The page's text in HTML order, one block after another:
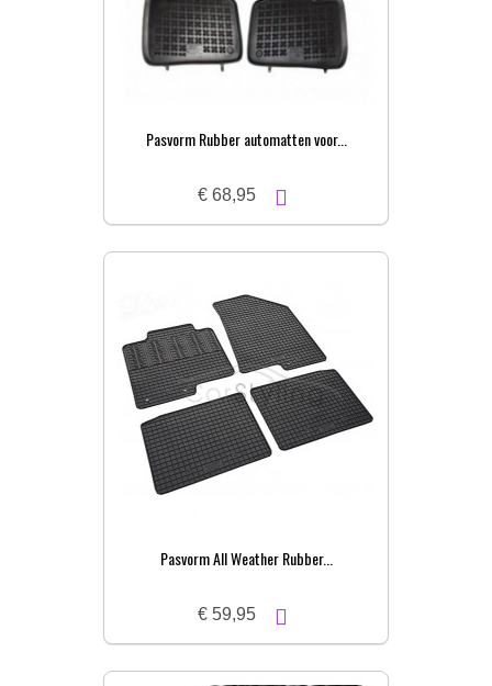
Pasvorm Rubber automatten voor...
€ 68,95
Pasvorm All Weather Rubber...
€ 59,95